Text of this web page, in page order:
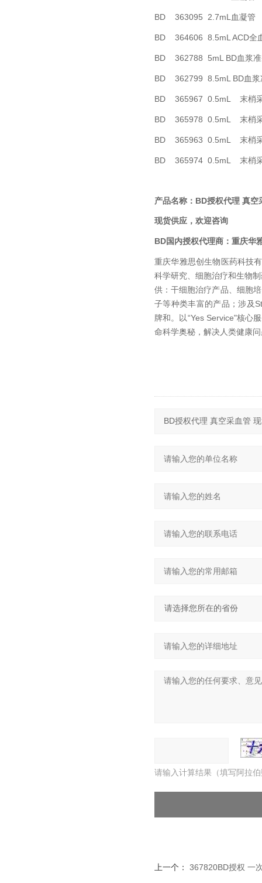
BD 363095 2.7mL 血凝管
BD 364606 8.5mL ACD全
BD 362788 5mL BD血浆
BD 362799 8.5mL BD血
BD 365967 0.5mL 末梢
BD 365978 0.5mL 末梢
BD 365963 0.5mL 末梢
BD 365974 0.5mL 末梢
产品名称： BD授权代理 真空
现货供应，欢迎咨询
BD国内授权代理商： 重庆华
重庆华雅思创生物医药科技
科学研究、细胞治疗和生物
供：干细胞治疗产品、细胞
子等种类丰富的产品；涉及
牌和。以“Yes Service"核心
命科学奥秘，解决人类健康
请输入计算结果（填写阿拉
上一个： 367820BD授权 一